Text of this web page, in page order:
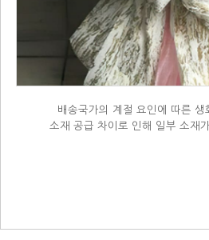
배송국가의 계절 요인에 따른 생
소재 공급 차이로 인해 일부 소재